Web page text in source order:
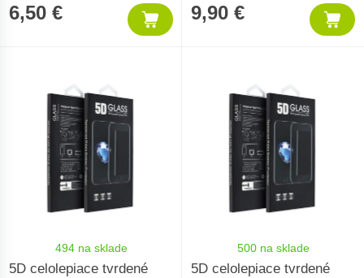
6,50 € 9,90 €
494 na sklade
5D celolepiace tvrdené
500 na sklade
5D celolepiace tvrdené